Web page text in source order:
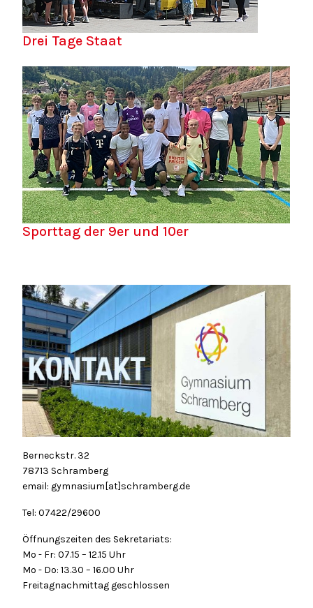
Drei Tage Staat
Sporttag der 9er und 10er
Berneckstr. 32
78713 Schramberg
email: gymnasium[at]schramberg.de
Tel: 07422/29600
Öffnungszeiten des Sekretariats:
Mo - Fr: 07.15 – 12.15 Uhr
Mo - Do: 13.30 – 16.00 Uhr
Freitagnachmittag geschlossen